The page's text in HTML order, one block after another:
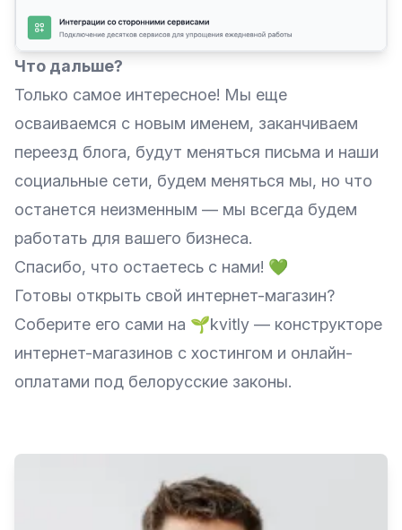
Что дальше?
Только самое интересное! Мы еще
осваиваемся с новым именем, заканчиваем
переезд блога, будут меняться письма и наши
социальные сети, будем меняться мы, но что
останется неизменным — мы всегда будем
работать для вашего бизнеса.
Спасибо, что остаетесь с нами! 💚
Готовы открыть свой интернет-магазин?
Соберите его сами на 🌱kvitly — конструкторе
интернет-магазинов с хостингом и онлайн-
оплатами под белорусские законы.